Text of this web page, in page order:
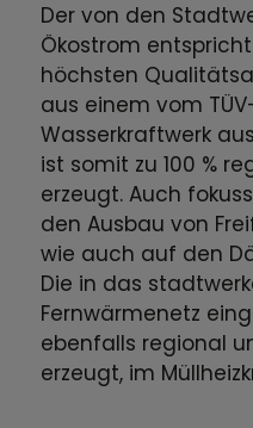
Der von den
Ökostrom
höchsten
aus einem vom
Wasserkraftwerk
ist somit zu 100 %
erzeugt. Auch
den Ausbau von
wie auch auf den
Die in das
Fernwärmenetz
ebenfalls regional
erzeugt, im